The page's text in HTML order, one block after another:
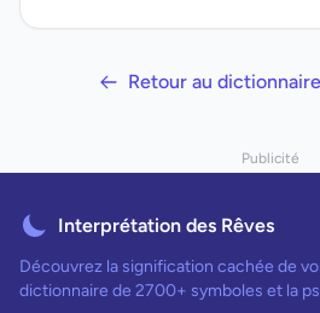
Retour au
Publicité
Interprétation des Rêves
Découvrez la signification cachée de
dictionnaire de 2700+ symboles et la